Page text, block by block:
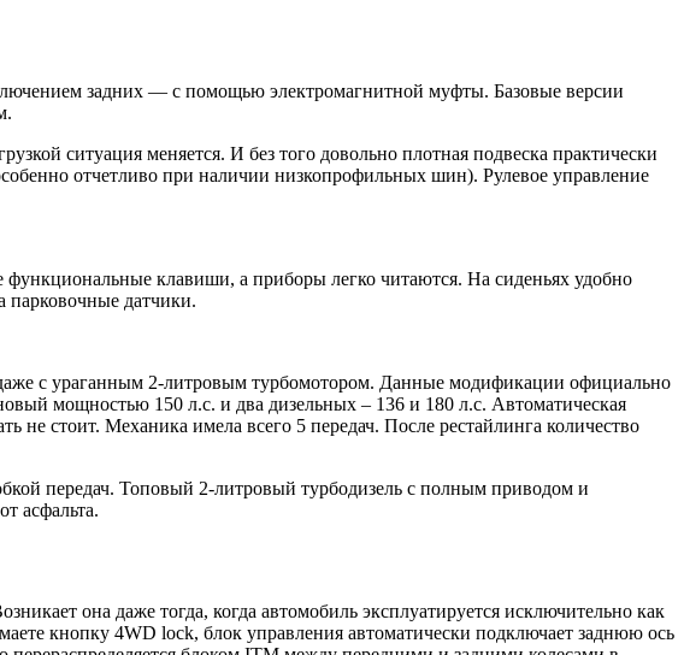
задних — с помощью электромагнитной муфты. Базовые версии
ситуация меняется. И без того довольно плотная подвеска практически
отчетливо при наличии низкопрофильных шин). Рулевое управление
клавиши, а приборы легко читаются. На сиденьях удобно
парковочные датчики.
с ураганным 2-литровым турбомотором. Данные модификации официально
мощностью 150 л.с. и два дизельных – 136 и 180 л.с. Автоматическая
не стоит. Механика имела всего 5 передач. После рестайлинга количество
передач. Топовый 2-литровый турбодизель с полным приводом и
асфальта.
она даже тогда, когда автомобиль эксплуатируется исключительно как
кнопку 4WD lock, блок управления автоматически подключает заднюю ось